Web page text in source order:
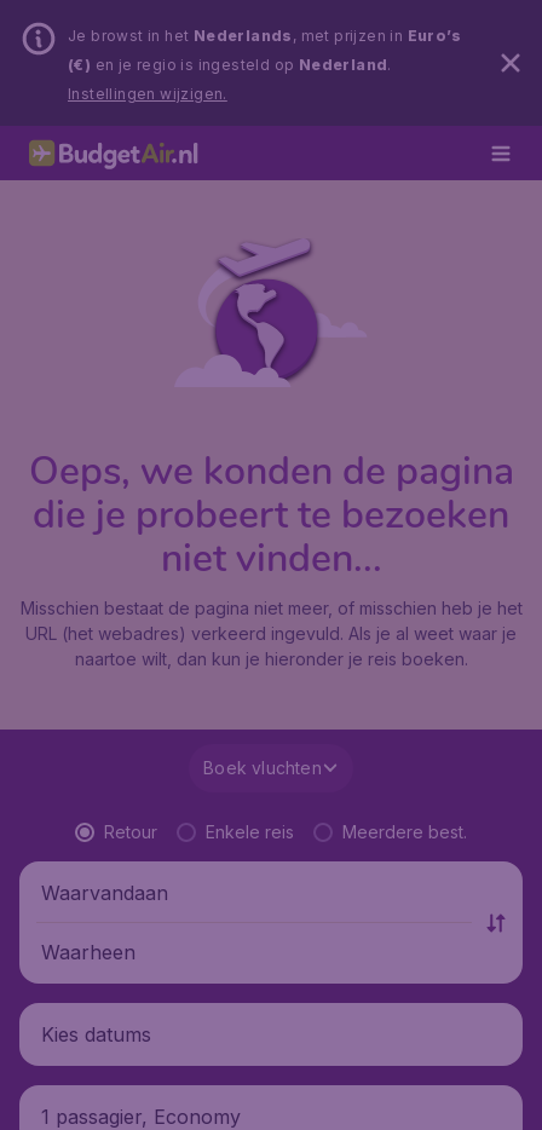
Je browst in het Nederlands , met prijzen in Euro’s
(€) en je regio is ingesteld op Nederland.
Instellingen wijzigen.
Oeps, we konden de pagina
die je probeert te bezoeken
niet vinden...
Misschien bestaat de pagina niet meer, of misschien heb je het
URL (het webadres) verkeerd ingevuld. Als je al weet waar je
naartoe wilt, dan kun je hieronder je reis boeken.
Boek vluchten
Retour Enkele reis Meerdere best.
Waarvandaan
Waarheen
Kies datums
1 passagier, Economy